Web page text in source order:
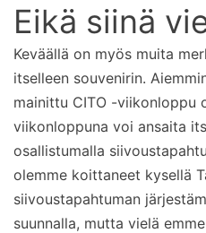
Eikä siinä
Keväällä on myös muita
itselleen souvenirin.
mainittu CITO -viikonloppu
viikonloppuna voi ansaita
osallistumalla
olemme koittaneet kysellä
siivoustapahtuman
suunnalla, mutta vielä